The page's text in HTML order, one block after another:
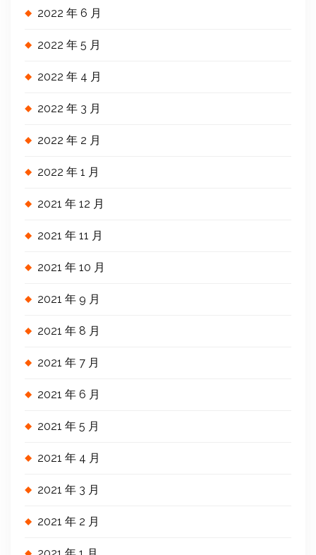
2022 年 6 月
2022 年 5 月
2022 年 4 月
2022 年 3 月
2022 年 2 月
2022 年 1 月
2021 年 12 月
2021 年 11 月
2021 年 10 月
2021 年 9 月
2021 年 8 月
2021 年 7 月
2021 年 6 月
2021 年 5 月
2021 年 4 月
2021 年 3 月
2021 年 2 月